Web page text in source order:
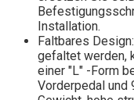
Installation.
Faltbares
gefaltet werden,
einer "L" -Form
Vorderpedal und